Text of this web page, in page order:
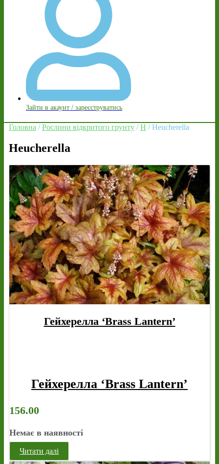
Зайти в акаунт / зареєструватись
Головна /Рослини відкритого грунту /H / Heucherella
Heucherella
Гейхерелла ‘Brass Lantern’
Гейхерелла ‘Brass Lantern’
156.00
Немає в наявності
Читати далі